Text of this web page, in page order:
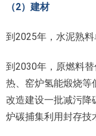
（2）建材
到2025年，水泥熟料
到2030年，原燃料
热、窑炉氢能煅烧等
改造建设一批减污降
炉碳捕集利用封存技